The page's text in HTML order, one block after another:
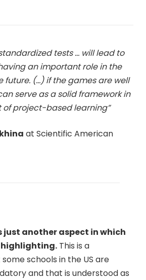
tests … will lead to
an important role in the
future. (…) if the games are well
serve as a solid framework in
of project-based learning”
at Scientific American
just another aspect in which
This is a
schools in the US are
and that is understood as